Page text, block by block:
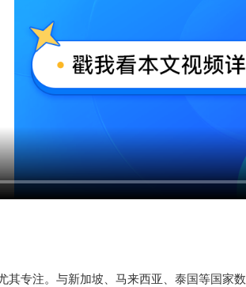
专注。与新加坡、马来西亚、泰国等国